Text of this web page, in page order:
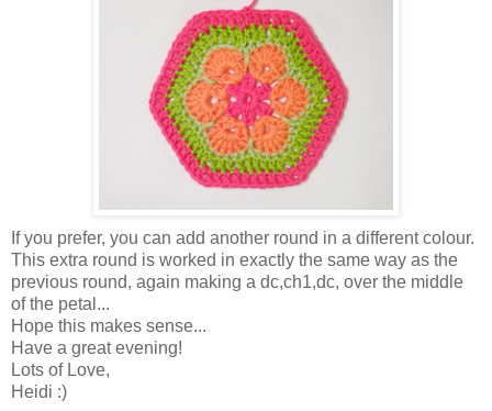
If you prefer, you can add another round in a different colour.
This extra round is worked in exactly the same way as the
previous round, again making a dc,ch1,dc, over the middle
of the petal...
Hope this makes sense...
Have a great evening!
Lots of Love,
Heidi :)